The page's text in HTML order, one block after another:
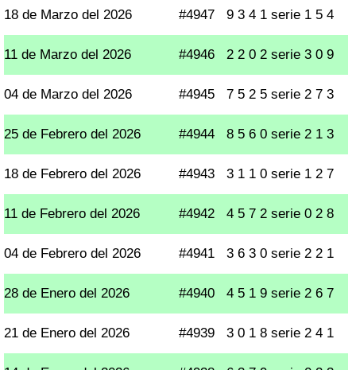
18 de Marzo del 2026 #4947 9 3 4 1 serie 1 5 4
11 de Marzo del 2026 #4946 2 2 0 2 serie 3 0 9
04 de Marzo del 2026 #4945 7 5 2 5 serie 2 7 3
25 de Febrero del 2026 #4944 8 5 6 0 serie 2 1 3
18 de Febrero del 2026 #4943 3 1 1 0 serie 1 2 7
11 de Febrero del 2026 #4942 4 5 7 2 serie 0 2 8
04 de Febrero del 2026 #4941 3 6 3 0 serie 2 2 1
28 de Enero del 2026 #4940 4 5 1 9 serie 2 6 7
21 de Enero del 2026 #4939 3 0 1 8 serie 2 4 1